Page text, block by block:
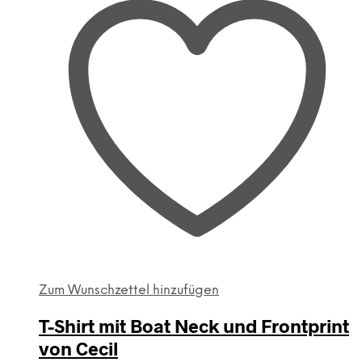
auf.
Die
Optionen
Zum Wunschzettel hinzufügen
T-Shirt mit Boat Neck und Frontprint
von Cecil